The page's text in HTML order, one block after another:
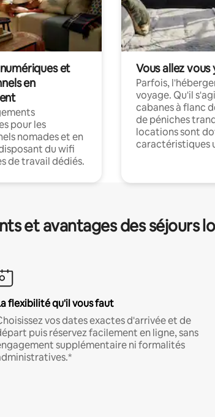
et
en
pour les
nomades et en
du wifi
de travail dédiés.
Vous allez vous
Parfois,
voyage. Qu'il
cabanes à flanc
de péniches
locations sont
caractéristiques
et avantages des séjours
flexibilité qu'il vous faut
vos dates exactes d'arrivée et de
puis réservez facilement en ligne, sans
supplémentaire ni formalités